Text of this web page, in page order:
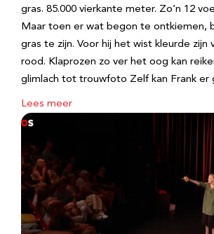
gras. 85.000 vierkante meter. Zo’n 12
Maar toen er wat begon te ontkiemen,
gras te zijn. Voor hij het wist kleurde zijn
rood. Klaprozen zo ver het oog kan
glimlach tot trouwfoto Zelf kan Frank er
Lees meer